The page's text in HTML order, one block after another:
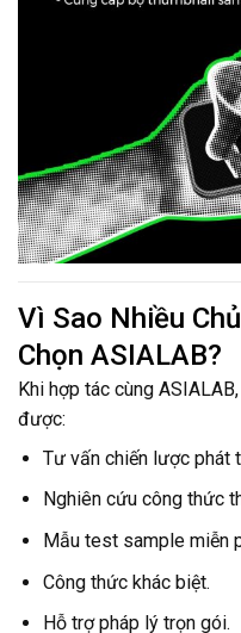
Vì Sao Nhiều
Chọn ASIALAB?
Khi hợp tác cùng
được:
Tư vấn chiến lược phát
Nghiên cứu công thức
Mẫu test sample miễn
Công thức khác biệt.
Hỗ trợ pháp lý trọn gói.